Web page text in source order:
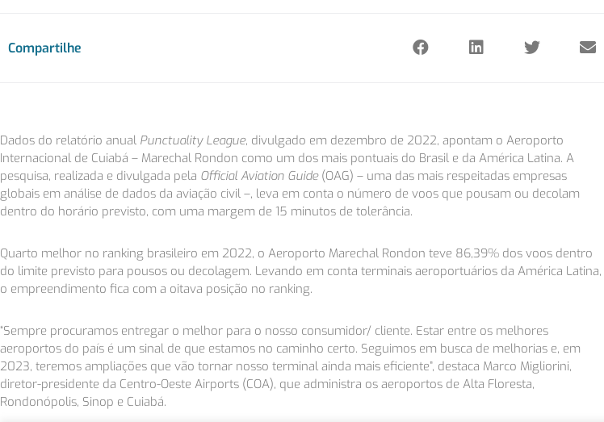
Compartilhe
Dados do relatório anual Punctuality League, divulgado em dezembro de 2022, apontam o Aeroporto
Internacional de Cuiabá – Marechal Rondon como um dos mais pontuais do Brasil e da América Latina. A
pesquisa, realizada e divulgada pela Official Aviation Guide(OAG) – uma das mais respeitadas empresas
globais em análise de dados da aviação civil –, leva em conta o número de voos que pousam ou decolam
dentro do horário previsto, com uma margem de 15 minutos de tolerância.
Quarto melhor no ranking brasileiro em 2022, o Aeroporto Marechal Rondon teve 86,39% dos voos dentro
do limite previsto para pousos ou decolagem. Levando em conta terminais aeroportuários da América Latina,
o empreendimento fica com a oitava posição no ranking.
“Sempre procuramos entregar o melhor para o nosso consumidor/ cliente. Estar entre os melhores
aeroportos do país é um sinal de que estamos no caminho certo. Seguimos em busca de melhorias e, em
2023, teremos ampliações que vão tornar nosso terminal ainda mais eficiente”, destaca Marco Migliorini,
diretor-presidente da Centro-Oeste Airports (COA), que administra os aeroportos de Alta Floresta,
Rondonópolis, Sinop e Cuiabá.